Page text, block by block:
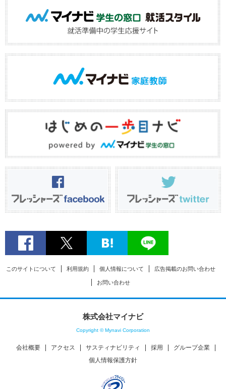
このサイトについて 利用規約 個人情報について 広告掲載のお問い合わせ
お問い合わせ
株式会社マイナビ
Copyright © Mynavi Corporation
会社概要 アクセス サスティナビリティ 採用
グループ企業
個人情報保護方針